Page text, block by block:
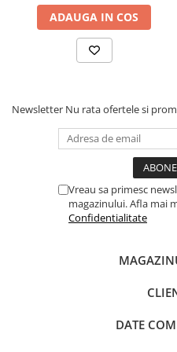
Cadouri
Carti pentru copii
Literatura Romana
Literatura Universala
Carte Prescolara, Joc
Carti cartonate
literare, 8 aug. 1980.
ADAUGA IN COS
Newsletter Nu rata ofertele si
Vreau sa primesc
magazinului. Afla mai
Confidentialitate
DATE